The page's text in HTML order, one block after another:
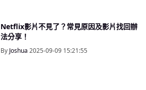
Netflix影片不見了？常見原因及影片找回辦
法分享！
By Joshua 2025-09-09 15:21:55